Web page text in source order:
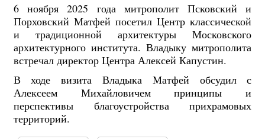
6 ноября 2025 года митрополит Псковский и
Порховский Матфей посетил Центр классической
и традиционной архитектуры Московского
архитектурного института. Владыку митрополита
встречал директор Центра Алексей Капустин.
В ходе визита Владыка Матфей обсудил с
Алексеем Михайловичем принципы и
перспективы благоустройства прихрамовых
территорий.